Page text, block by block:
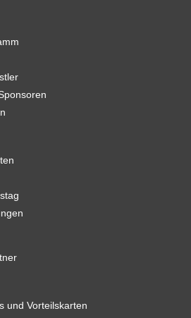
und Vorteilskarten